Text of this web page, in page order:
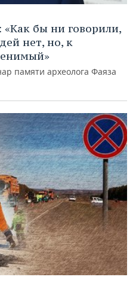
бы ни говорили,
нет, но, к
памяти археолога Фаяза